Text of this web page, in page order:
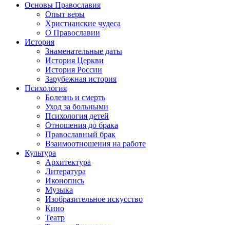
Основы Православия
Опыт веры
Христианские чудеса
О Православии
История
Знаменательные даты
История Церкви
История России
Зарубежная история
Психология
Болезнь и смерть
Уход за больными
Психология детей
Отношения до брака
Православный брак
Взаимоотношения на работе
Культура
Архитектура
Литература
Иконопись
Музыка
Изобразительное искусство
Кино
Театр